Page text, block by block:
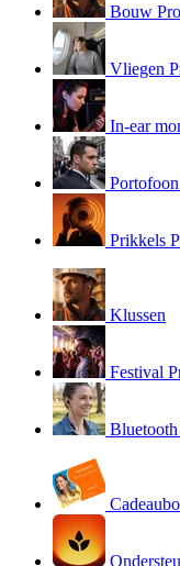
Bouw
Vliegen
In-ear
Portofoon
Prikkels
Klussen
Festival
Bluetooth